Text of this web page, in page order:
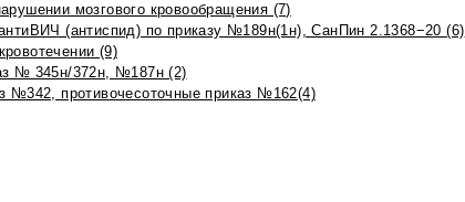
мозгового кровообращения (7)
(антиспид) по приказу №189н(1н), СанПин 2.1368−20 (6)
(9)
№ 345н/372н, №187н (2)
№342, противочесоточные приказ №162(4)